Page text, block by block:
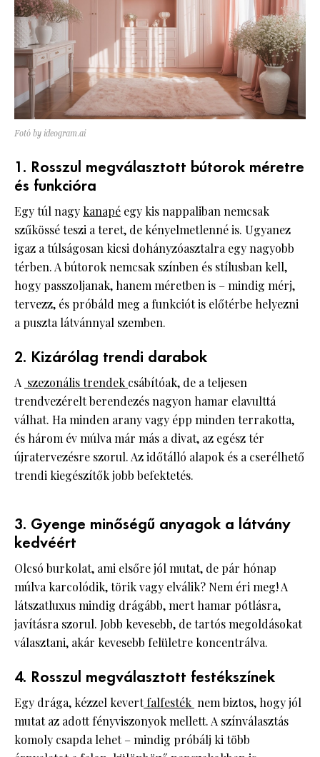
Fotó by ideogram.ai
1. Rosszul megválasztott bútorok méretre
és funkcióra
Egy túl nagy kanapé egy kis nappaliban nemcsak
szűkössé teszi a teret, de kényelmetlenné is. Ugyanez
igaz a túlságosan kicsi dohányzóasztalra egy nagyobb
térben. A bútorok nemcsak színben és stílusban kell,
hogy passzoljanak, hanem méretben is – mindig mérj,
tervezz, és próbáld meg a funkciót is előtérbe helyezni
a puszta látvánnyal szemben.
2. Kizárólag trendi darabok
A szezonális trendek csábítóak, de a teljesen
trendvezérelt berendezés nagyon hamar elavulttá
válhat. Ha minden arany vagy épp minden terrakotta,
és három év múlva már más a divat, az egész tér
újratervezésre szorul. Az időtálló alapok és a cserélhető
trendi kiegészítők jobb befektetés.
3. Gyenge minőségű anyagok a látvány
kedvéért
Olcsó burkolat, ami elsőre jól mutat, de pár hónap
múlva karcolódik, törik vagy elválik? Nem éri meg! A
látszatluxus mindig drágább, mert hamar pótlásra,
javításra szorul. Jobb kevesebb, de tartós megoldásokat
választani, akár kevesebb felületre koncentrálva.
4. Rosszul megválasztott festékszínek
Egy drága, kézzel kevertfalfesték nem biztos, hogy jól
mutat az adott fényviszonyok mellett. A színválasztás
komoly csapda lehet – mindig próbálj ki több